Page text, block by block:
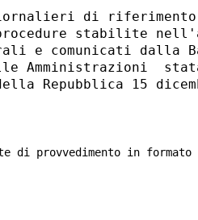
di
stabilite
e comunicati
Amministrazioni
Repubblica 15
di provvedimento in